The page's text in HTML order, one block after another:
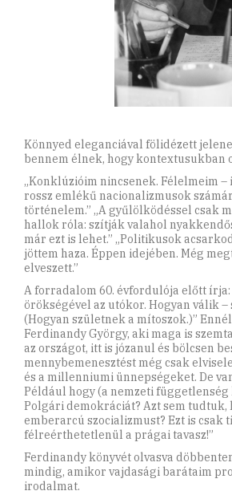
Könnyed eleganciával fölidézett
bennem élnek, hogy kontextusukban
„Konklúzióim nincsenek. Félelmeim –
rossz emlékű nacionalizmusok
történelem.” „A gyűlölködéssel csak
hallok róla: szítják valahol
már ezt is lehet.” „Politikusok
jöttem haza. Éppen idejében. Még
elveszett.”
A forradalom 60. évfordulója előtt írja:
örökségével az utókor. Hogyan válik
(Hogyan születnek a mítoszok.)”
Ferdinandy György, aki maga is
az országot, itt is józanul és bölcsen
mennybemenesztést még csak
és a millenniumi ünnepségeket. De
Például hogy (a nemzeti
Polgári demokráciát? Azt sem tudtuk,
emberarcú szocializmust? Ezt is
félreérthetetlenül a prágai tavasz!”
Ferdinandy könyvét olvasva
mindig, amikor vajdasági barátaim
irodalmat.